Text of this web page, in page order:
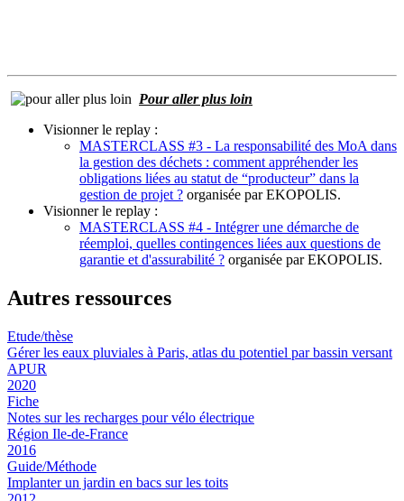
Pour aller plus loin
Visionner le replay :
MASTERCLASS #3 - La responsabilité des MoA dans
la gestion des déchets : comment appréhender les
obligations liées au statut de “producteur” dans la
gestion de projet ? organisée par EKOPOLIS.
Visionner le replay :
MASTERCLASS #4 - Intégrer une démarche de
réemploi, quelles contingences liées aux questions de
garantie et d'assurabilité ? organisée par EKOPOLIS.
Autres ressources
Etude/thèse
Gérer les eaux pluviales à Paris, atlas du potentiel par bassin versant
APUR
2020
Fiche
Notes sur les recharges pour vélo électrique
Région Ile-de-France
2016
Guide/Méthode
Implanter un jardin en bacs sur les toits